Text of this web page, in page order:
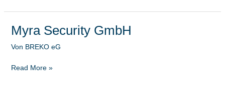
Myra Security GmbH
Von BREKO eG
Myra
Security
GmbH
Read More »